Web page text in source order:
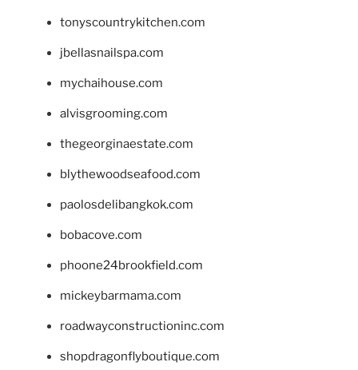
tonyscountrykitchen.com
jbellasnailspa.com
mychaihouse.com
alvisgrooming.com
thegeorginaestate.com
blythewoodseafood.com
paolosdelibangkok.com
bobacove.com
phoone24brookfield.com
mickeybarmama.com
roadwayconstructioninc.com
shopdragonflyboutique.com